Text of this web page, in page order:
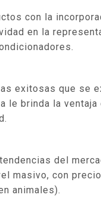
con la
en la
exitosas que se
le brinda la
del
masivo, con
animales).